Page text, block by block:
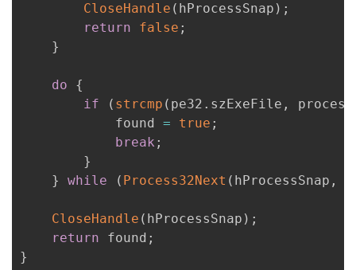
CloseHandle ( hProcessSnap ) ;
return
false ;
}
do
{
if
( strcmp ( pe32 . szExeFile ,
            found
= true ;
break ;
}
}
while ( Process32Next ( hProcessSnap ,
CloseHandle ( hProcessSnap ) ;
return found ;
}